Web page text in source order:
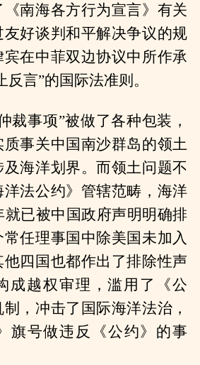
南海各方行为宣言》有关
好谈判和平解决争议的规
在中菲双边协议中所作承
言”的国际法准则。
裁事项”被做了各种包装，
事关中国南沙群岛的领土
海洋划界。而领土问题不
洋法公约》管辖范畴，海洋
就已被中国政府声明明确排
任理事国中除美国未加入
他四国也都作出了排除性声
成越权审理，滥用了《公
，冲击了国际海洋法治，
旗号做违反《公约》的事